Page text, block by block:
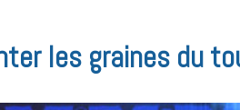
les graines du